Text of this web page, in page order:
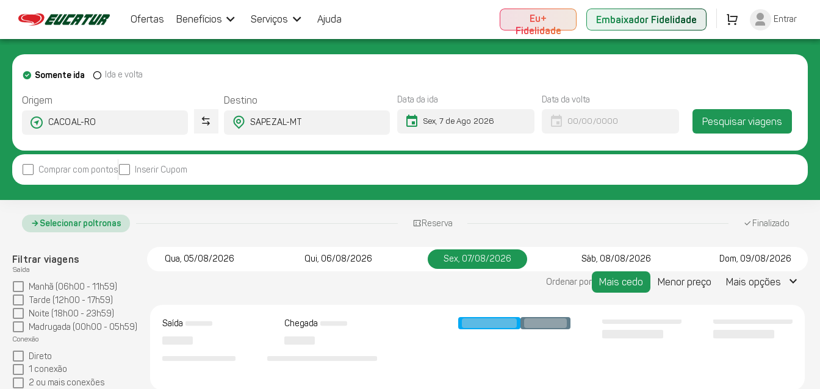
Ofertas Benefícios keyboard_arrow_down Serviços keyboard_arrow_down Ajuda
Eu+
Fidelidade
Embaixador Fidelidade Entrar
Origem Destino
Somente ida Ida e volta
Data da ida
event
Data da volta
event Pesquisar viagens
Comprar com pontos Inserir Cupom
Selecionar poltronas Reserva Finalizado
Filtrar viagens
Saída
Manhã (06h00 - 11h59)
Tarde (12h00 - 17h59)
Noite (18h00 - 23h59)
Madrugada (00h00 - 05h59)
Conexão
Direto
1 conexão
2 ou mais conexões
Qua, 05/08/2026 Qui, 06/08/2026 Sex, 07/08/2026 Sáb, 08/08/2026 Dom, 09/08/2026
Ordenar por Mais cedo Menor preço Mais opções keyboard_arrow_down
Saída Chegada